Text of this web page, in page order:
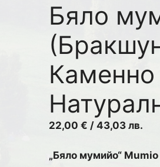
Бяло
Каменно
22,00 € / 43,03 лв.
„Бяло мумийо“